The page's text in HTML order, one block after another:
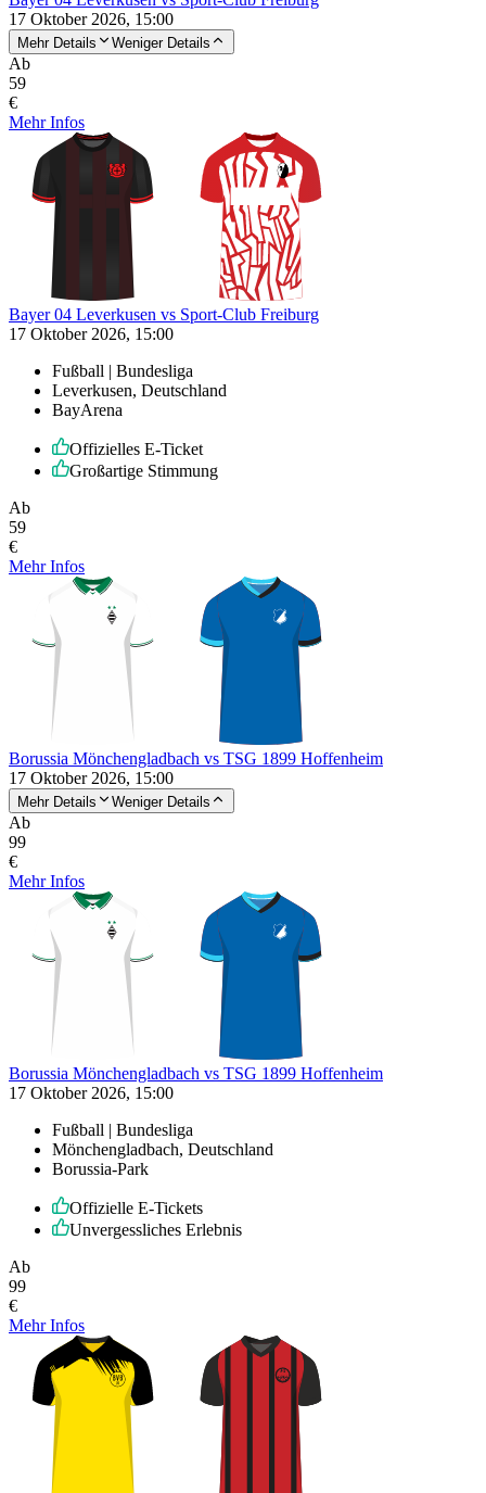
17 Oktober 2026, 15:00
Mehr Details Weniger Details
Ab
59
€
Mehr Infos
Bayer 04 Leverkusen vs Sport-Club Freiburg
17 Oktober 2026, 15:00
Fußball | Bundesliga
Leverkusen, Deutschland
BayArena
Offizielles E-Ticket
Großartige Stimmung
Ab
59
€
Mehr Infos
Borussia Mönchengladbach vs TSG 1899 Hoffenheim
17 Oktober 2026, 15:00
Mehr Details Weniger Details
Ab
99
€
Mehr Infos
Borussia Mönchengladbach vs TSG 1899 Hoffenheim
17 Oktober 2026, 15:00
Fußball | Bundesliga
Mönchengladbach, Deutschland
Borussia-Park
Offizielle E-Tickets
Unvergessliches Erlebnis
Ab
99
€
Mehr Infos